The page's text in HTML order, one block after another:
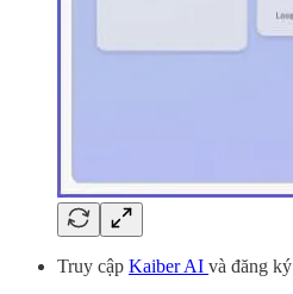
Truy cập Kaiber AI và đăng